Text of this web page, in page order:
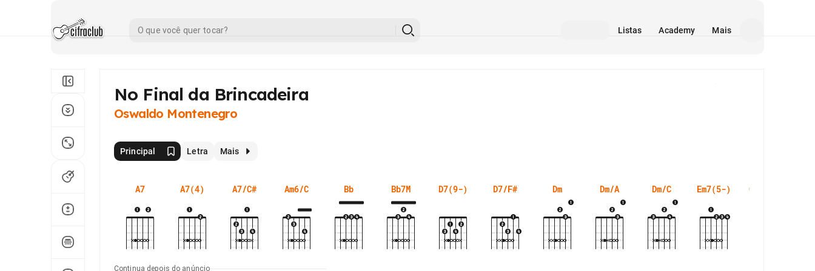
Listas Academy Mais
No Final da Brincadeira
Oswaldo Montenegro
Principal Letra Mais
A7 A7(4) A7/C# Am6/C Bb Bb7M D7(9-) D7/F# Dm Dm/A Dm/C Em7(5-) G#7(5-)
Continua depois do anúncio